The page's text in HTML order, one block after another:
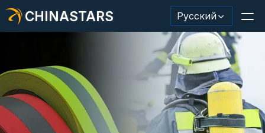
CHINASTARS Русский
Светоотражающий материал/лента
Модная светоотражающая ткань